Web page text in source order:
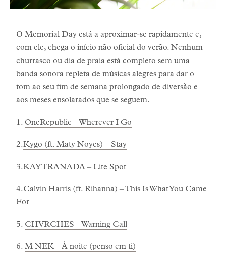
O Memorial Day está a aproximar-se rapidamente e,
com ele, chega o início não oficial do verão. Nenhum
churrasco ou dia de praia está completo sem uma
banda sonora repleta de músicas alegres para dar o
tom ao seu fim de semana prolongado de diversão e
aos meses ensolarados que se seguem.
1. OneRepublic – Wherever I Go
2.Kygo (ft. Maty Noyes) – Stay
3.KAYTRANADA – Lite Spot
4.Calvin Harris (ft. Rihanna) – This Is What You Came
For
5. CHVRCHES – Warning Call
6. M NEK – À noite (penso em ti)